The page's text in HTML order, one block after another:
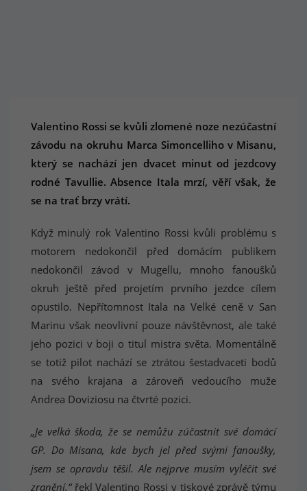
Valentino Rossi se kvůli zlomené noze nezúčastní
závodu na okruhu Marca Simoncelliho v Misanu,
který se nachází jen dvacet minut od jezdcovy
rodné Tavullie. Absence Itala mrzí, věří však, že
se na trať brzy vrátí.
Když minulý rok Valentino Rossi kvůli problému s
motorem nedokončil před domácím publikem
nedokončil závod v Mugellu, mnoho fanoušků
okruh ještě před projetím prvního jezdce cílem
opustilo. Nepřítomnost Itala na Velké ceně v San
Marinu však neovlivní pouze návštěvnost, ale také
jeho pozici v boji o titul mistra světa. Momentálně
se totiž pilot nachází se ztrátou šestadvaceti bodů
na svého krajana a zároveň vedoucího muže
Andrea Doviziosu na čtvrté pozici.
„Je velká škoda, že se nemůžu zúčastnit své domácí
GP. Do Misana, kde bych jel před svými fanoušky,
jsem se opravdu těšil. Ale nejprve musím vyléčit své
zranění,“řekl Valentino Rossi v tiskové zprávě týmu